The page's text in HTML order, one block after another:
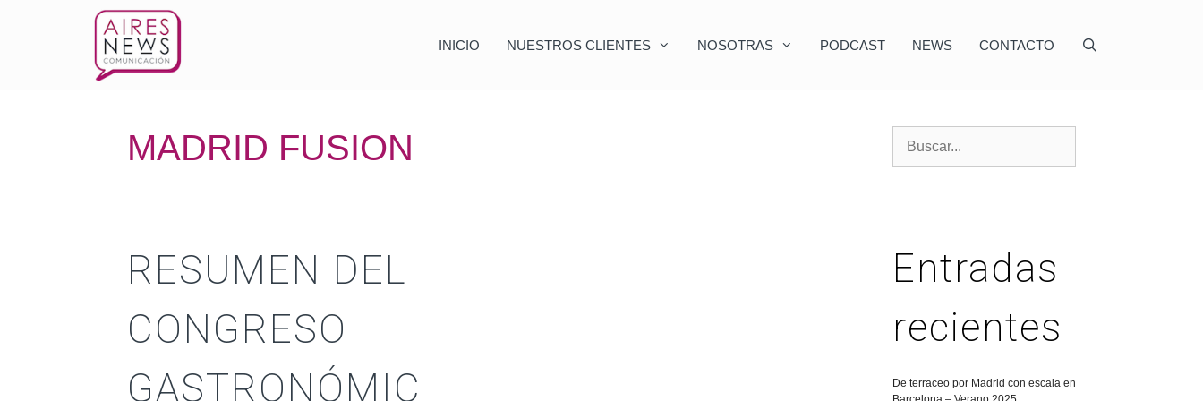
INICIO NUESTROS CLIENTES NOSOTRAS PODCAST NEWS CONTACTO
MADRID FUSION
RESUMEN DEL
CONGRESO
GASTRONÓMIC
Entradas
recientes
De terraceo por Madrid con escala en